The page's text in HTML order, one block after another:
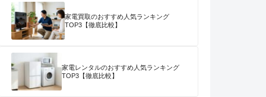
家電買取のおすすめ人気ランキング
TOP3【徹底比較】
家電レンタルのおすすめ人気ランキング
TOP3【徹底比較】